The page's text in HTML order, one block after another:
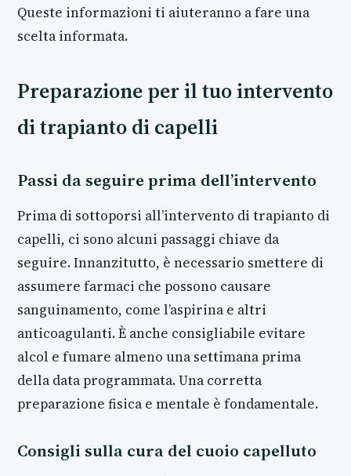
Queste informazioni ti aiuteranno a fare una
scelta informata.
Preparazione per il tuo intervento
di trapianto di capelli
Passi da seguire prima dell’intervento
Prima di sottoporsi all’intervento di trapianto di
capelli, ci sono alcuni passaggi chiave da
seguire. Innanzitutto, è necessario smettere di
assumere farmaci che possono causare
sanguinamento, come l’aspirina e altri
anticoagulanti. È anche consigliabile evitare
alcol e fumare almeno una settimana prima
della data programmata. Una corretta
preparazione fisica e mentale è fondamentale.
Consigli sulla cura del cuoio capelluto